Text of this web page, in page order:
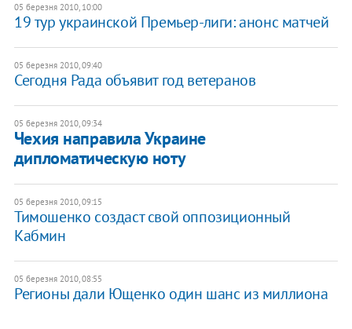
05 березня 2010, 10:00
19 тур украинской Премьер-лиги: анонс матчей
05 березня 2010, 09:40
Сегодня Рада объявит год ветеранов
05 березня 2010, 09:34
Чехия направила Украине
дипломатическую ноту
05 березня 2010, 09:15
Тимошенко создаст свой оппозиционный
Кабмин
05 березня 2010, 08:55
Регионы дали Ющенко один шанс из миллиона